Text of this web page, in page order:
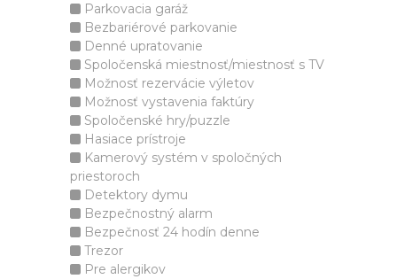
Parkovacia garáž
Bezbariérové parkovanie
Denné upratovanie
Spoločenská miestnosť/miestnosť s TV
Možnosť rezervácie výletov
Možnosť vystavenia faktúry
Spoločenské hry/puzzle
Hasiace prístroje
Kamerový systém v spoločných
priestoroch
Detektory dymu
Bezpečnostný alarm
Bezpečnosť 24 hodín denne
Trezor
Pre alergikov